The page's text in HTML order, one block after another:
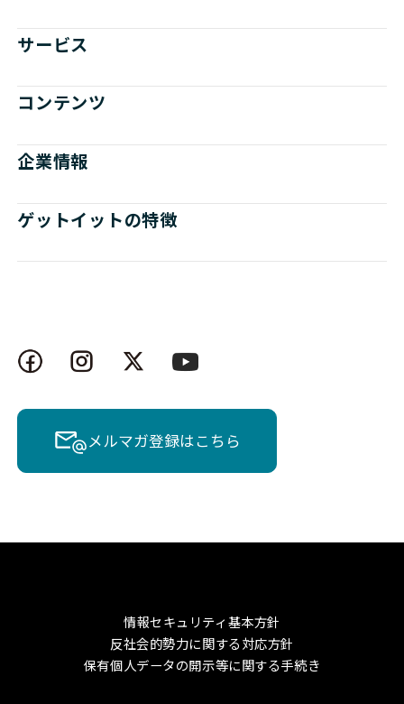
サービス
コンテンツ
企業情報
ゲットイットの特徴
メルマガ登録はこちら
情報セキュリティ基本方針
反社会的勢力に関する対応方針
保有個人データの開示等に関する手続き